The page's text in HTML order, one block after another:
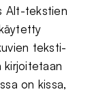
Alt-tekstien
teksti-
kirjoitetaan
on kissa,